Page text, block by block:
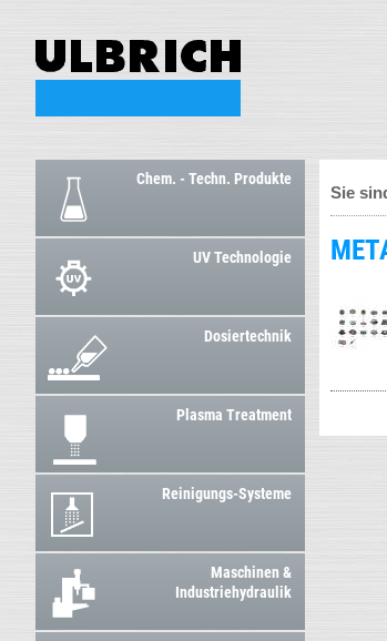
Chem. - Techn. Produkte
UV Technologie
Dosiertechnik
Plasma Treatment
Reinigungs-Systeme
Maschinen &
Industriehydraulik
Sie